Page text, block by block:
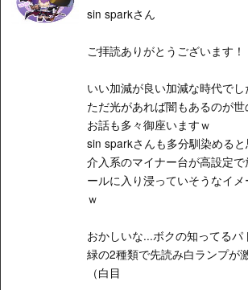
sin sparkさん
ご拝読ありがとうございます！
いい加減が良い加減な時代でし
ただ光があれば闇もあるのが
お話も多々御座いますｗ
sin sparkさんも多分馴染める
介入系のマイナー台が高設定
ールに入り浸っていそうなイ
ｗ
おかしいな...ボクの知ってるパ
緑の2種類で先読み白ランプが
（白目